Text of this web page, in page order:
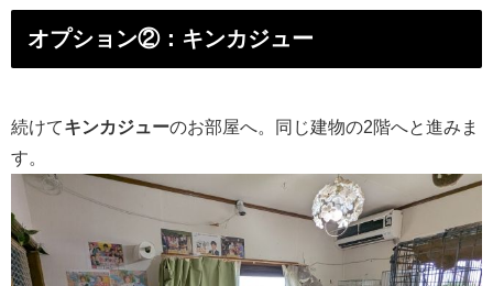
オプション②：キンカジュー
続けてキンカジューのお部屋へ。同じ建物の2階へと進みま
す。